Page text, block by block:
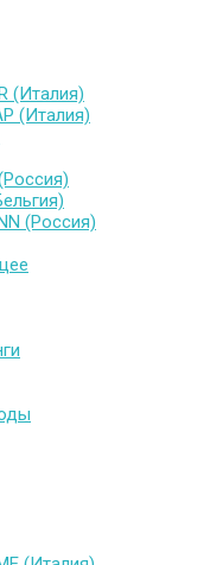
(Италия)
(Италия)
(Россия)